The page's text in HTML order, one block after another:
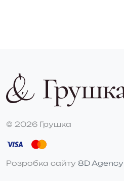
© 2026 Грушка
Розробка сайту 8D Agency